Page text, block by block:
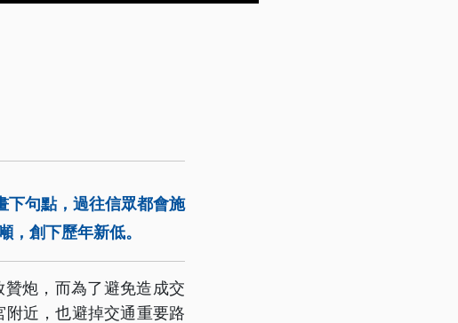
下句點，過往信眾都會施
創下歷年新低。
炮，而為了避免造成交
近，也避掉交通重要路